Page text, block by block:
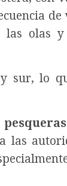
las olas
sur, lo
las